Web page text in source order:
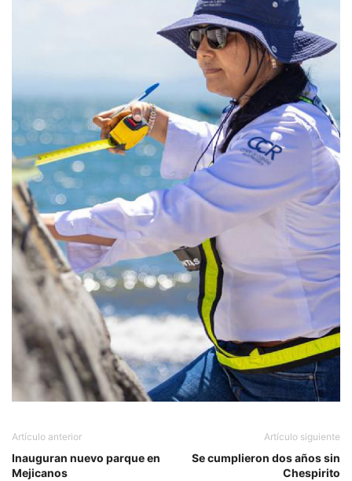
Artículo anterior
Inauguran nuevo parque en
Mejicanos
Artículo siguiente
Se cumplieron dos años sin
Chespirito